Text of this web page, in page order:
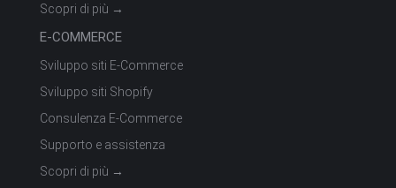
Scopri di più →
E-COMMERCE
Sviluppo siti E-Commerce
Sviluppo siti Shopify
Consulenza E-Commerce
Supporto e assistenza
Scopri di più →